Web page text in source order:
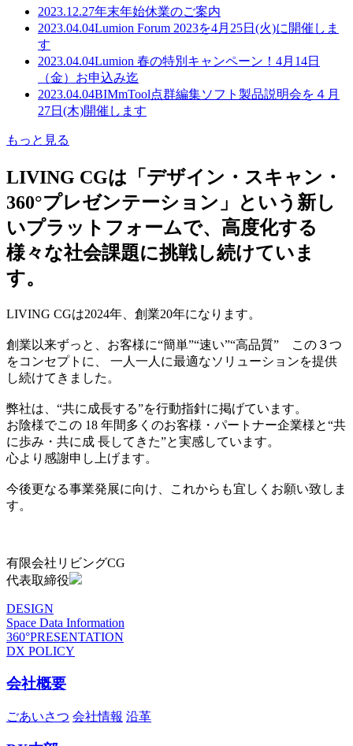
2023.12.27年末年始休業のご案内
2023.04.04Lumion Forum 2023を4月25日(火)に開催しま
す
2023.04.04Lumion 春の特別キャンペーン！4月14日
（金）お申込み迄
2023.04.04BIMmTool点群編集ソフト製品説明会を４月
27日(木)開催します
もっと見る
LIVING CGは「デザイン・スキャン・
360°プレゼンテーション」という新し
いプラットフォームで、高度化する
様々な社会課題に挑戦し続けていま
す。
LIVING CGは2024年、創業20年になります。
創業以来ずっと、お客様に“簡単”“速い”“高品質” この３つ
をコンセプトに、 一人一人に最適なソリューションを提供
し続けてきました。
弊社は、“共に成長する”を行動指針に掲げています。
お陰様でこの 18 年間多くのお客様・パートナー企業様と“共
に歩み・共に成 長してきた”と実感しています。
心より感謝申し上げます。
今後更なる事業発展に向け、これからも宜しくお願い致しま
す。
有限会社リビングCG
代表取締役
DESIGN
Space Data Information
360°PRESENTATION
DX POLICY
会社概要
ごあいさつ 会社情報 沿革